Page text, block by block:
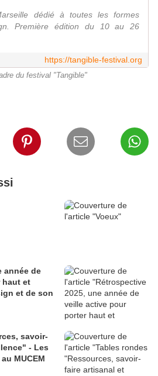
dédié à toutes les formes
Première édition du 10 au 26
https://tangible-festival.org
du festival "Tangible"
année de
haut et
et de son
- Les
MUCEM